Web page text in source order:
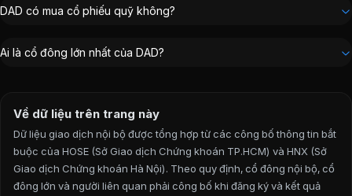
Kế toán trưởng:Lê Ngọc
Tổng Giám đốc:Nguyễn Quang Dũng
DAD có mua cổ phiếu quỹ không?
Ai là cổ đông lớn nhất của DAD?
Về dữ liệu trên trang này
Dữ liệu giao dịch nội bộ được tổng hợp từ các công bố thông tin bắt
buộc của HOSE (Sở Giao dịch Chứng khoán TP.HCM) và HNX (Sở
Giao dịch Chứng khoán Hà Nội). Theo quy định, cổ đông nội bộ, cổ
đông lớn và người liên quan phải công bố khi đăng ký và kết quả